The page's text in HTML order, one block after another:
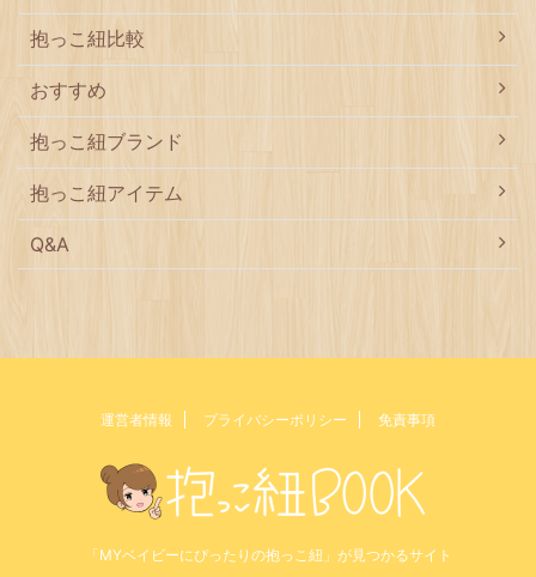
抱っこ紐比較
おすすめ
抱っこ紐ブランド
抱っこ紐アイテム
Q&A
運営者情報 プライバシーポリシー 免責事項
「MYベイビーにぴったりの抱っこ紐」が見つかるサイト